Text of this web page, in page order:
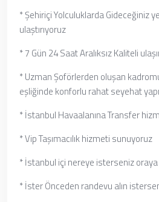
* Şehiriçi Yolculuklarda Gideceğiniz
ulaştırıyoruz
* 7 Gün 24 Saat Aralıksız Kaliteli
* Uzman Şoförlerden oluşan
eşliğinde konforlu rahat seyehat
* İstanbul Havaalanına Transfer
* Vip Taşımacılık hizmeti sunuyoruz
* İstanbul içi nereye isterseniz
* İster Önceden randevu alın